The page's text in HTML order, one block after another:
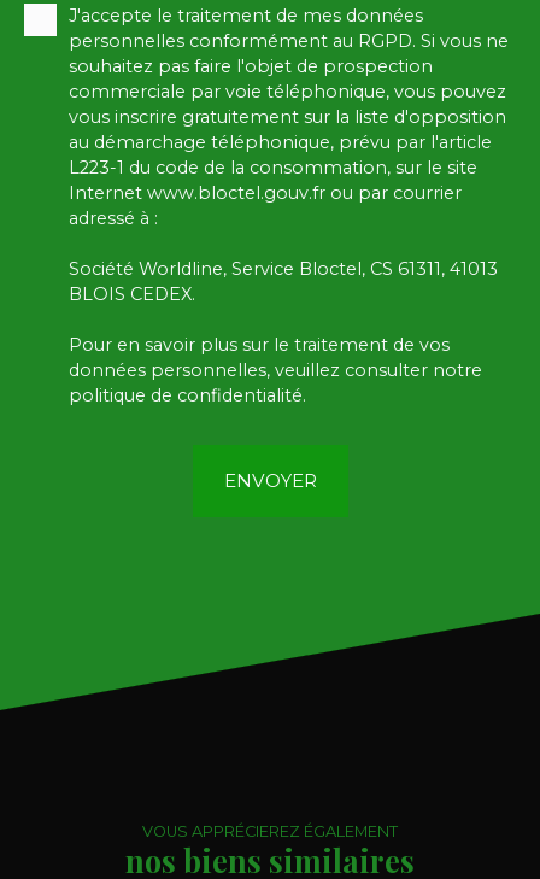
J'accepte le traitement de mes données
personnelles conformément au RGPD. Si vous ne
souhaitez pas faire l'objet de prospection
commerciale par voie téléphonique, vous pouvez
vous inscrire gratuitement sur la liste d'opposition
au démarchage téléphonique, prévu par l'article
L223-1 du code de la consommation, sur le site
Internet www.bloctel.gouv.fr ou par courrier
adressé à :
Société Worldline, Service Bloctel, CS 61311, 41013
BLOIS CEDEX.
Pour en savoir plus sur le traitement de vos
données personnelles, veuillez consulter notre
politique de confidentialité.
ENVOYER
VOUS APPRÉCIEREZ ÉGALEMENT
nos biens similaires